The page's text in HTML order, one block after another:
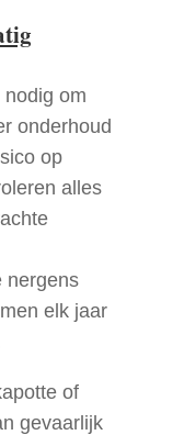
om
onderhoud
op
alles
nergens
elk jaar
of
gevaarlijk